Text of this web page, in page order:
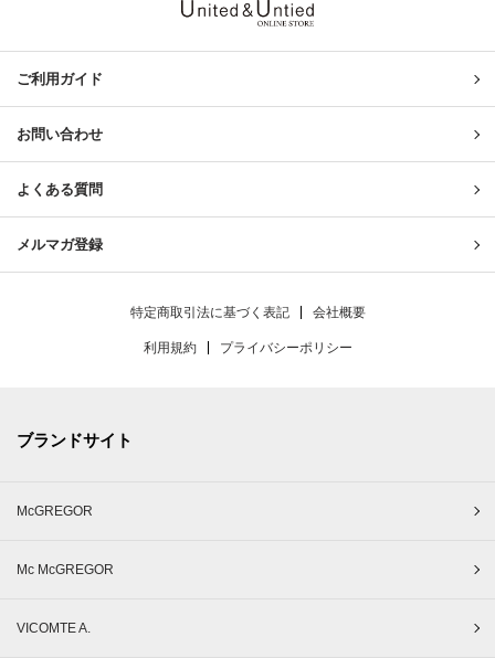
ご利用ガイド
お問い合わせ
よくある質問
メルマガ登録
特定商取引法に基づく表記 会社概要
利用規約 プライバシーポリシー
ブランドサイト
McGREGOR
Mc McGREGOR
VICOMTE A.